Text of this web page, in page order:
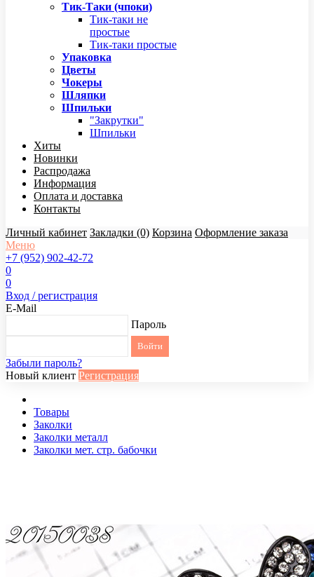
Тик-Таки (чпоки)
Тик-таки не
простые
Тик-таки простые
Упаковка
Цветы
Чокеры
Шляпки
Шпильки
"Закрутки"
Шпильки
Хиты
Новинки
Распродажа
Информация
Оплата и доставка
Контакты
Личный кабинет Закладки (0) Корзина Оформление заказа
Меню
+7 (952) 902-42-72
0
0
Вход / регистрация
E-Mail
Пароль
Забыли пароль?
Новый клиент Регистрация
Товары
Заколки
Заколки металл
Заколки мет. стр. бабочки